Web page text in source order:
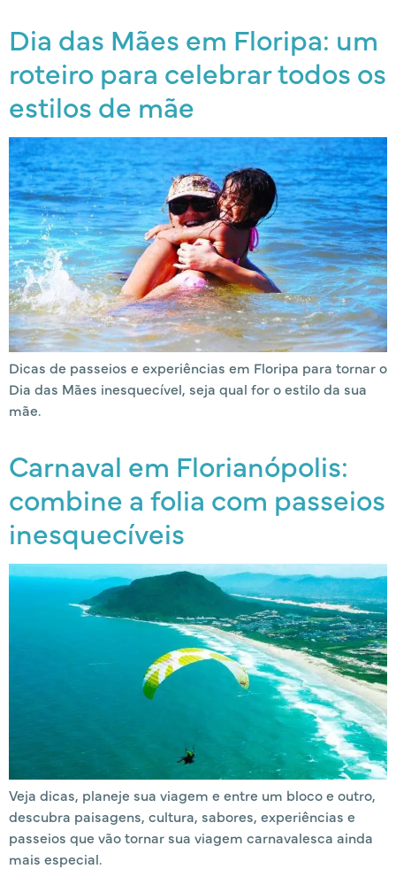
Dia das Mães em Floripa: um
roteiro para celebrar todos os
estilos de mãe
Dicas de passeios e experiências em Floripa para tornar o
Dia das Mães inesquecível, seja qual for o estilo da sua
mãe.
Carnaval em Florianópolis:
combine a folia com passeios
inesquecíveis
Veja dicas, planeje sua viagem e entre um bloco e outro,
descubra paisagens, cultura, sabores, experiências e
passeios que vão tornar sua viagem carnavalesca ainda
mais especial.